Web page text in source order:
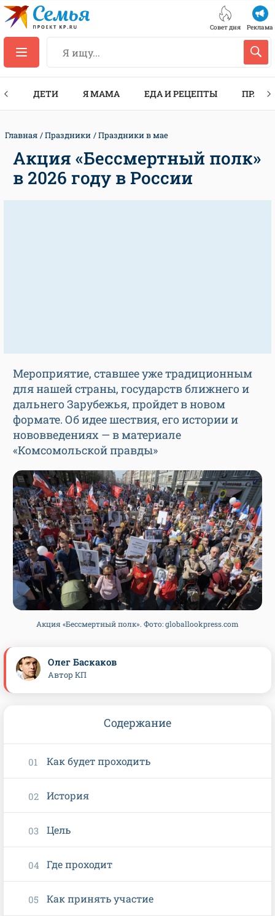
Совет дня Реклама
ДЕТИ Я МАМА ЕДА И РЕЦЕПТЫ
Главная Праздники Праздники в мае
Акция «Бессмертный полк»
в 2026 году в России
Мероприятие, ставшее уже традиционным
для нашей страны, государств ближнего и
дальнего Зарубежья, пройдет в новом
формате. Об идее шествия, его истории и
нововведениях — в материале
«Комсомольской правды»
Акция «Бессмертный полк». Фото: globallookpress.com
Олег Баскаков
Автор КП
Содержание
Как будет проходить
История
Цель
Где проходит
Как принять участие